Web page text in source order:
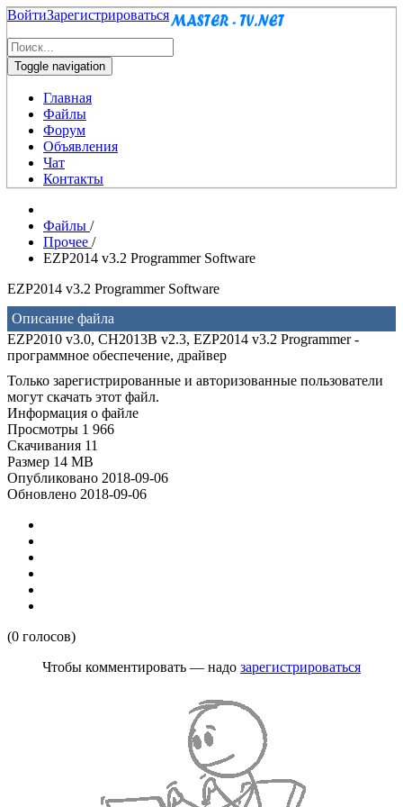
ВойтиЗарегистрироваться
Toggle navigation
Главная
Файлы
Форум
Объявления
Чат
Контакты
Файлы /
Прочее /
EZP2014 v3.2 Programmer Software
EZP2014 v3.2 Programmer Software
Описание файла
EZP2010 v3.0, CH2013B v2.3, EZP2014 v3.2 Programmer -
программное обеспечение, драйвер
Только зарегистрированные и авторизованные пользователи
могут скачать этот файл.
Информация о файле
Просмотры 1 966
Скачивания 11
Размер 14 MB
Опубликовано 2018-09-06
Обновлено 2018-09-06
(0 голосов)
Чтобы комментировать — надо зарегистрироваться